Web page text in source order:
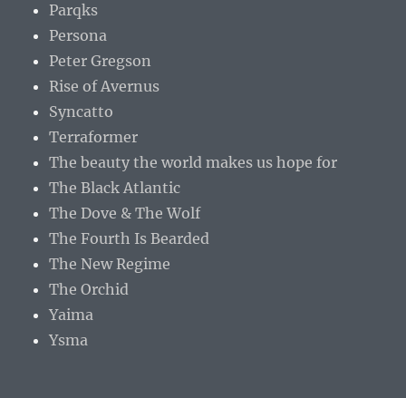
Parqks
Persona
Peter Gregson
Rise of Avernus
Syncatto
Terraformer
The beauty the world makes us hope for
The Black Atlantic
The Dove & The Wolf
The Fourth Is Bearded
The New Regime
The Orchid
Yaima
Ysma